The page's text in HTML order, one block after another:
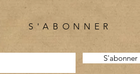
S'ABONNER
S'abonner